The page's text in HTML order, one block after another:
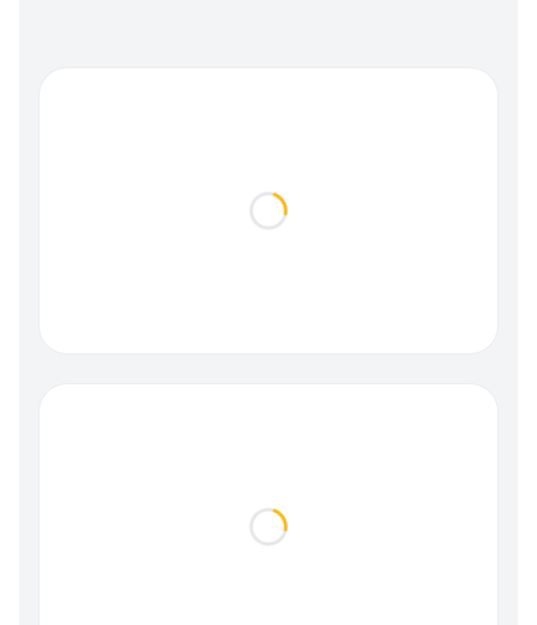
Loading...
Loading...